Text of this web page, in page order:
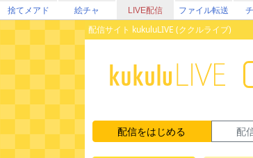
捨てメアド 絵チャ LIVE配信 ファイル転送
配信サイト kukuluLIVE (ククルライブ)
配信をはじめる 配